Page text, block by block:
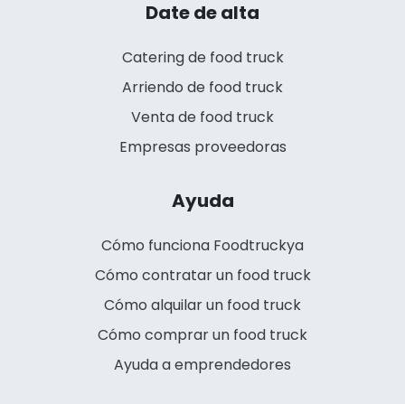
Date de alta
Catering de food truck
Arriendo de food truck
Venta de food truck
Empresas proveedoras
Ayuda
Cómo funciona Foodtruckya
Cómo contratar un food truck
Cómo alquilar un food truck
Cómo comprar un food truck
Ayuda a emprendedores